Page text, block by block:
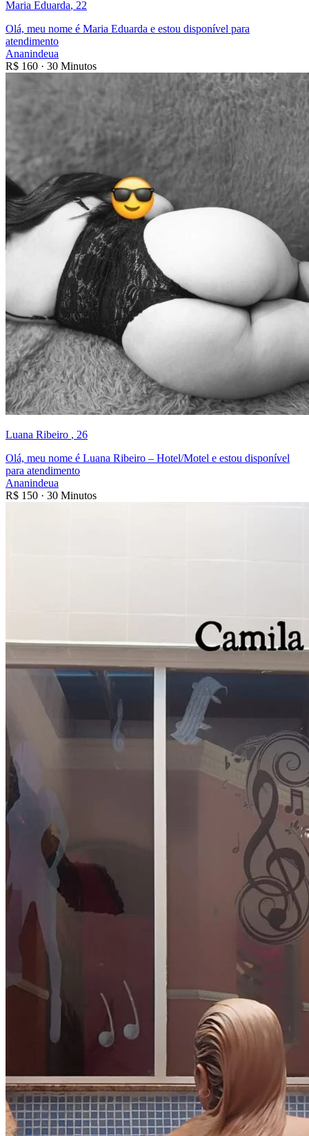
Maria Eduarda, 22
Olá, meu nome é Maria Eduarda e estou disponível para
atendimento
Ananindeua
R$ 160 · 30 Minutos
Luana Ribeiro , 26
Olá, meu nome é Luana Ribeiro – Hotel/Motel e estou disponível
para atendimento
Ananindeua
R$ 150 · 30 Minutos